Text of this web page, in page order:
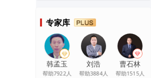
专家库
韩孟玉
帮助7922人
刘浩
帮助3884人
曹石林
帮助1515人